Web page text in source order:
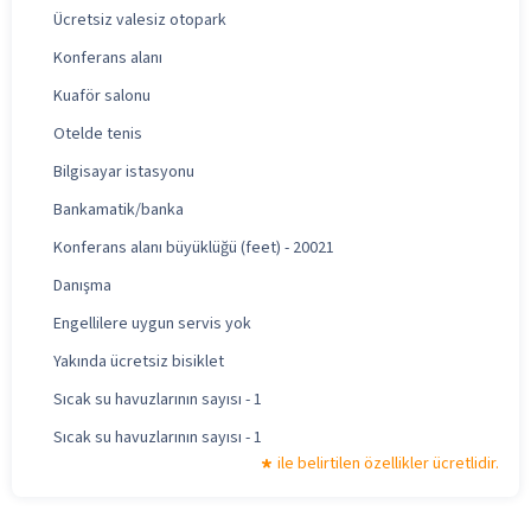
Ücretsiz valesiz otopark
Konferans alanı
Kuaför salonu
Otelde tenis
Bilgisayar istasyonu
Bankamatik/banka
Konferans alanı büyüklüğü (feet) - 20021
Danışma
Engellilere uygun servis yok
Yakında ücretsiz bisiklet
Sıcak su havuzlarının sayısı - 1
Sıcak su havuzlarının sayısı - 1
ile belirtilen özellikler ücretlidir.